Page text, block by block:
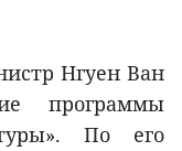
Нгуен Ван
программы
По его